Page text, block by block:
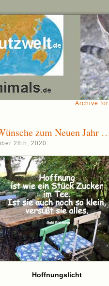
Archive
zum Neuen Jahr
28th, 2020
Hoffnungslicht